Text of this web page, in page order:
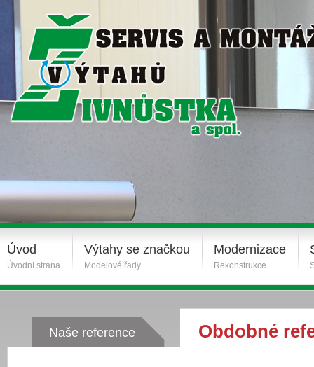
Úvod
Úvodní strana
Výtahy se značkou
Modelové řady
Modernizace
Rekonstrukce
Naše reference Obdobné